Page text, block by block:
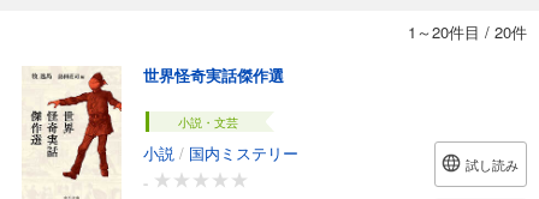
1～20件目 / 20件
世界怪奇実話傑作選
小説・文芸
小説 / 国内ミステリー
-
試し読み